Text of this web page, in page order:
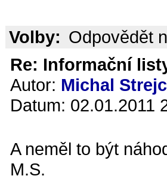
Volby: Odpovědět
Re: Informační
Autor: Michal
Datum: 02.01.2011
A neměl to být
M.S.